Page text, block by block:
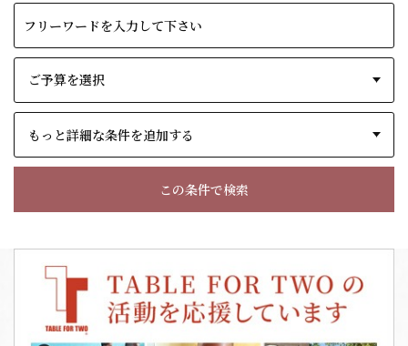
もっと詳細な条件を追加する
この条件で検索